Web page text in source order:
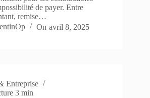
de payer. Entre
remise…
On avril 8, 2025
Entreprise
3 min